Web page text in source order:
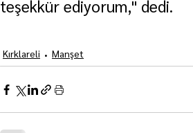
teşekkür ediyorum," dedi.
Kırklareli Manşet